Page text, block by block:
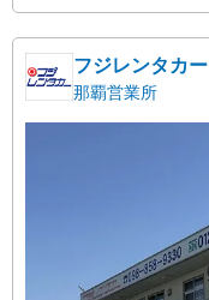
フジレンタカー
那覇営業所